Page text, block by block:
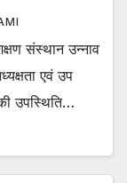
संस्थान उन्नाव
एवं उप
उपस्थिति…